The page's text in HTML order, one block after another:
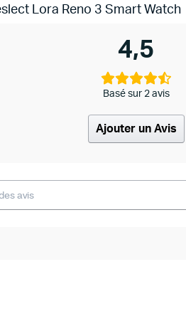
Lora Reno 3 Smart Watch
4,5
Basé sur 2 avis
Ajouter un Avis